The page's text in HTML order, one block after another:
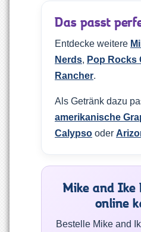
Das passt
Entdecke weitere
Nerds, Pop Rocks
Rancher.
Als Getränk dazu
amerikanische
Calypso oder
Mike and
online
Bestelle Mike and